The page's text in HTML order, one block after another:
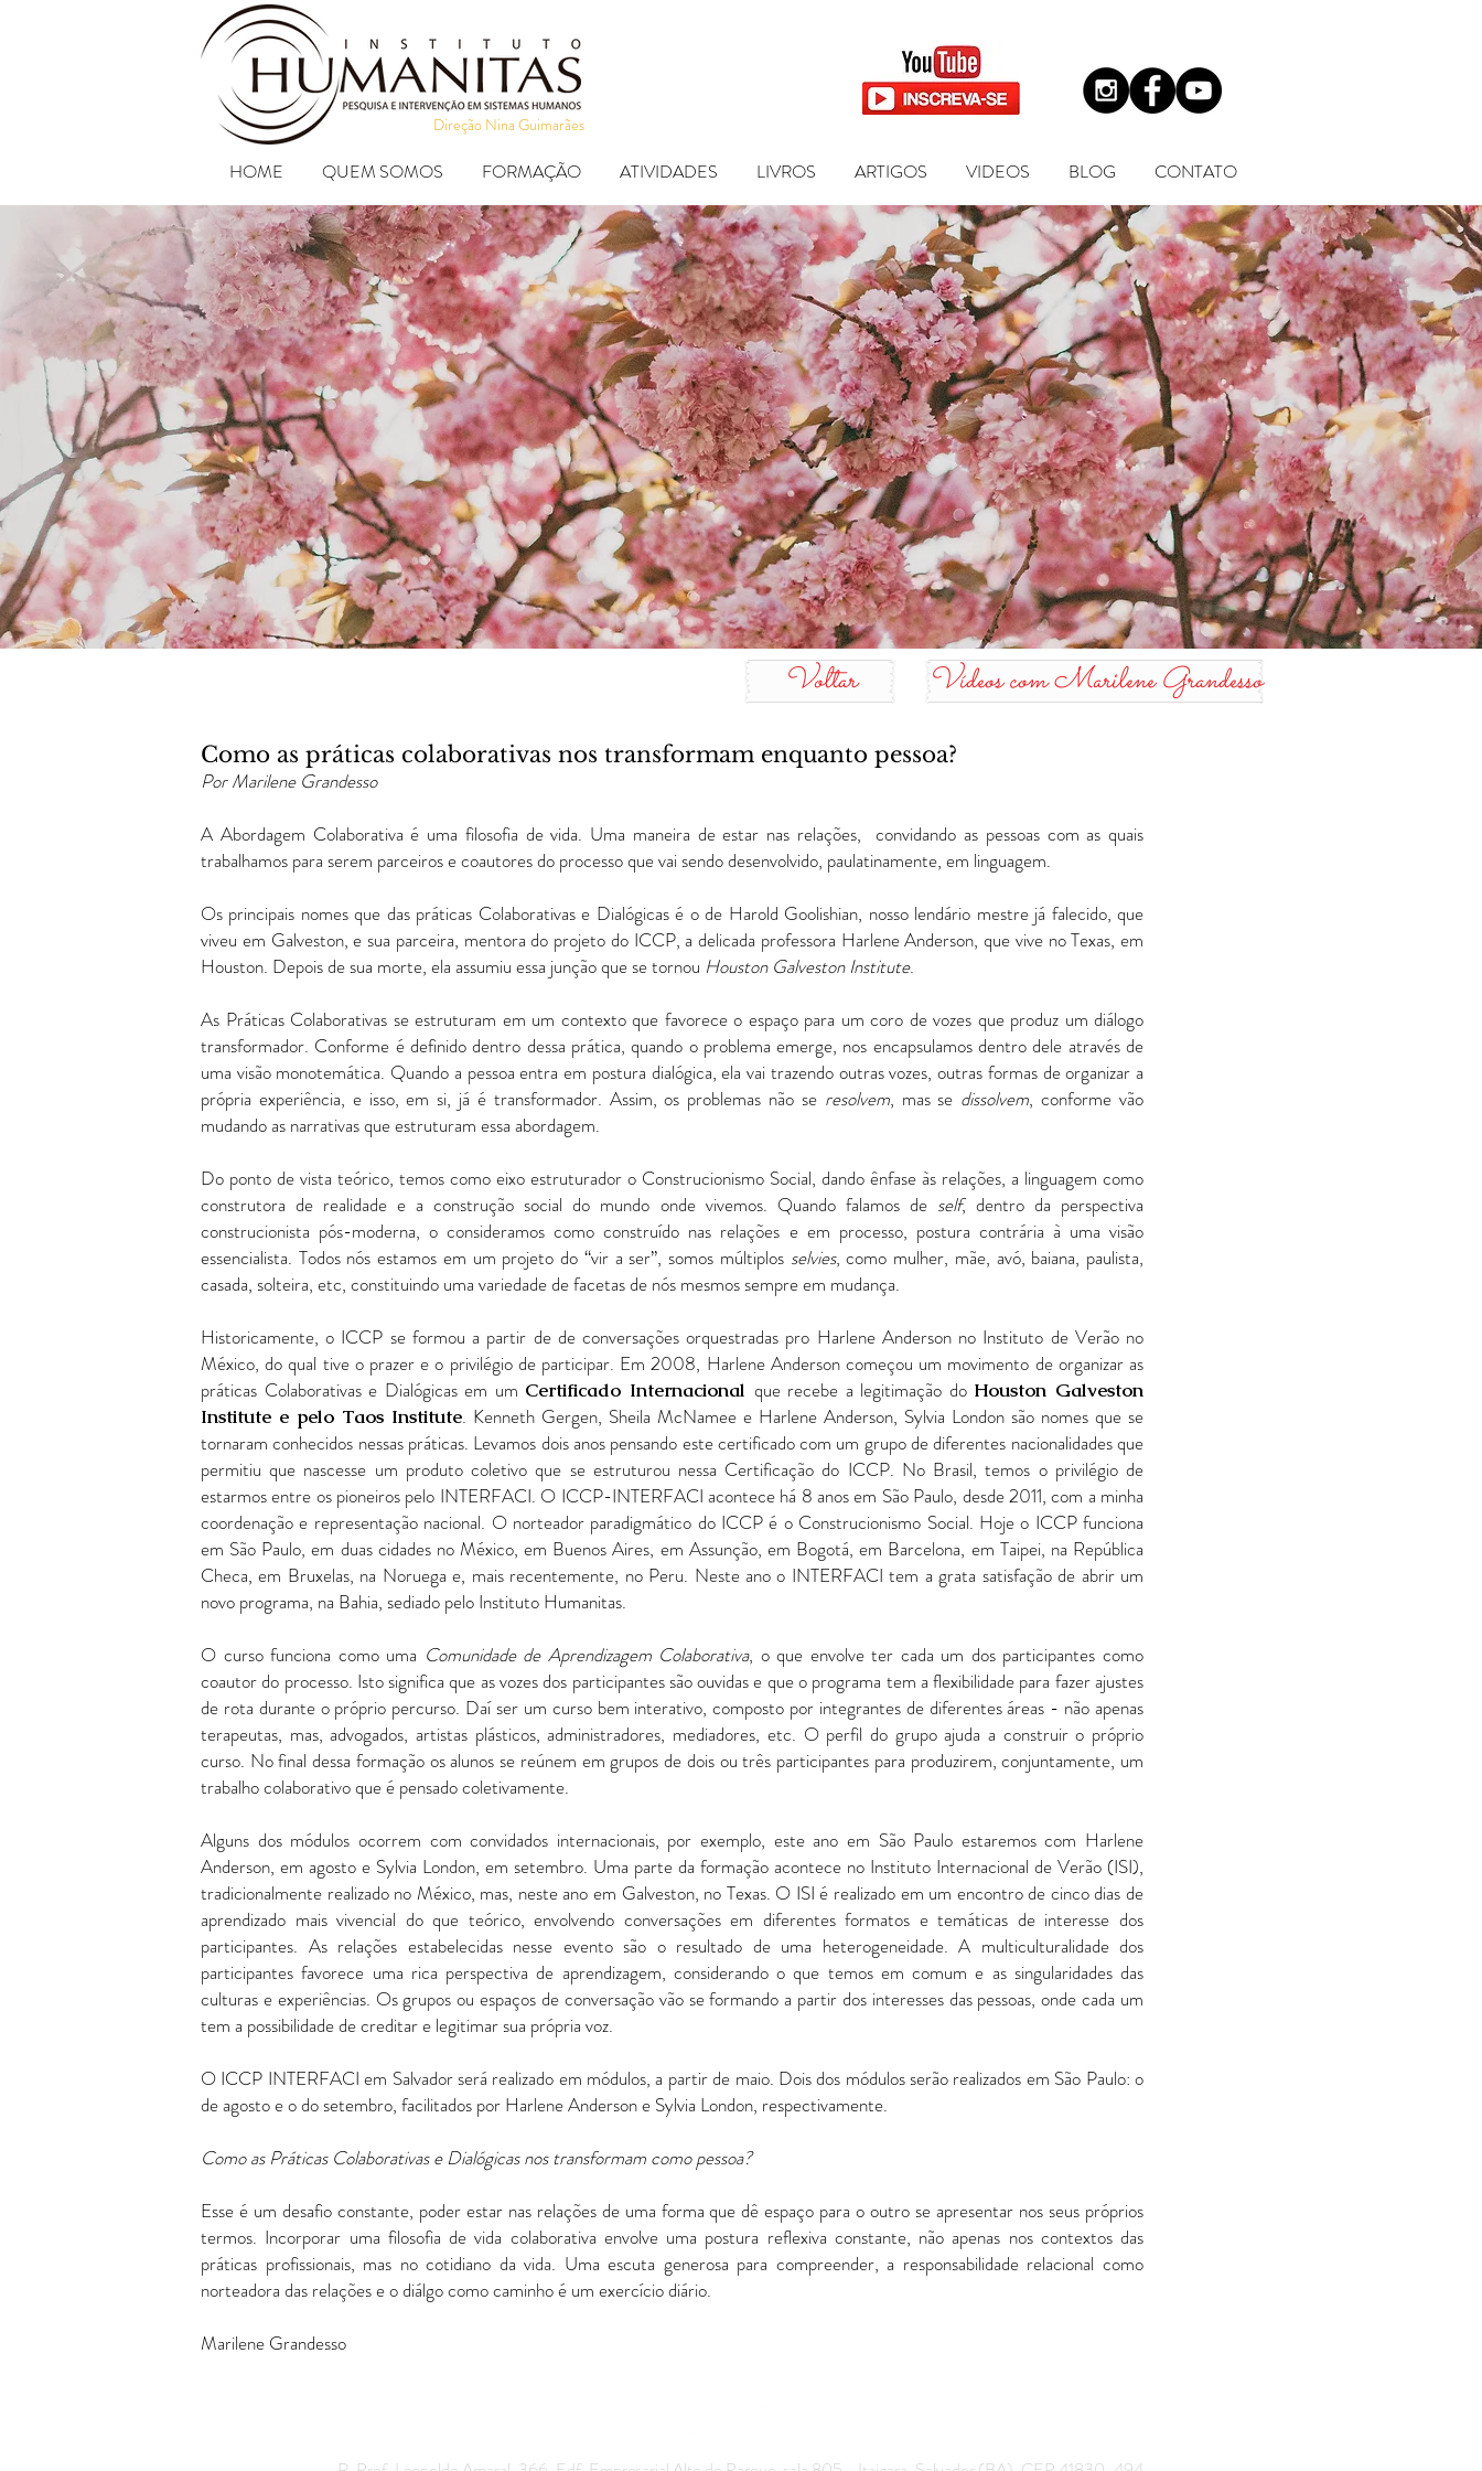
Direção Nina Guimarães
HOME QUEM SOMOS FORMAÇÃO ATIVIDADES LIVROS ARTIGOS VIDEOS BLOG CONTATO
Voltar Vídeos com Marilene Grandesso
Como as práticas colaborativas nos transformam enquanto pessoa?
Por Marilene Grandesso
A Abordagem Colaborativa é uma filosofia de vida. Uma maneira de estar nas relações, convidando as pessoas com as quais
trabalhamos para serem parceiros e coautores do processo que vai sendo desenvolvido, paulatinamente, em linguagem.
Os principais nomes que das práticas Colaborativas e Dialógicas é o de Harold Goolishian, nosso lendário mestre já falecido, que
viveu em Galveston, e sua parceira, mentora do projeto do ICCP, a delicada professora Harlene Anderson, que vive no Texas, em
Houston. Depois de sua morte, ela assumiu essa junção que se tornou Houston Galveston Institute.
As Práticas Colaborativas se estruturam em um contexto que favorece o espaço para um coro de vozes que produz um diálogo
transformador. Conforme é definido dentro dessa prática, quando o problema emerge, nos encapsulamos dentro dele através de
uma visão monotemática. Quando a pessoa entra em postura dialógica, ela vai trazendo outras vozes, outras formas de organizar a
própria experiência, e isso, em si, já é transformador. Assim, os problemas não se resolvem, mas se dissolvem, conforme vão
mudando as narrativas que estruturam essa abordagem.
Do ponto de vista teórico, temos como eixo estruturador o Construcionismo Social, dando ênfase às relações, a linguagem como
construtora de realidade e a construção social do mundo onde vivemos. Quando falamos de self, dentro da perspectiva
construcionista pós-moderna, o consideramos como construído nas relações e em processo, postura contrária à uma visão
essencialista. Todos nós estamos em um projeto do “vir a ser”, somos múltiplos selvies, como mulher, mãe, avó, baiana, paulista,
casada, solteira, etc, constituindo uma variedade de facetas de nós mesmos sempre em mudança.
Historicamente, o ICCP se formou a partir de de conversações orquestradas pro Harlene Anderson no Instituto de Verão no
México, do qual tive o prazer e o privilégio de participar. Em 2008, Harlene Anderson começou um movimento de organizar as
práticas Colaborativas e Dialógicas em um Certificado Internacional que recebe a legitimação do Houston Galveston
Institute e pelo Taos Institute. Kenneth Gergen, Sheila McNamee e Harlene Anderson, Sylvia London são nomes que se
tornaram conhecidos nessas práticas. Levamos dois anos pensando este certificado com um grupo de diferentes nacionalidades que
permitiu que nascesse um produto coletivo que se estruturou nessa Certificação do ICCP. No Brasil, temos o privilégio de
estarmos entre os pioneiros pelo INTERFACI. O ICCP-INTERFACI acontece há 8 anos em São Paulo, desde 2011, com a minha
coordenação e representação nacional. O norteador paradigmático do ICCP é o Construcionismo Social. Hoje o ICCP funciona
em São Paulo, em duas cidades no México, em Buenos Aires, em Assunção, em Bogotá, em Barcelona, em Taipei, na República
Checa, em Bruxelas, na Noruega e, mais recentemente, no Peru. Neste ano o INTERFACI tem a grata satisfação de abrir um
novo programa, na Bahia, sediado pelo Instituto Humanitas.
O curso funciona como uma Comunidade de Aprendizagem Colaborativa, o que envolve ter cada um dos participantes como
coautor do processo. Isto significa que as vozes dos participantes são ouvidas e que o programa tem a flexibilidade para fazer ajustes
de rota durante o próprio percurso. Daí ser um curso bem interativo, composto por integrantes de diferentes áreas - não apenas
terapeutas, mas, advogados, artistas plásticos, administradores, mediadores, etc. O perfil do grupo ajuda a construir o próprio
curso. No final dessa formação os alunos se reúnem em grupos de dois ou três participantes para produzirem, conjuntamente, um
trabalho colaborativo que é pensado coletivamente.
Alguns dos módulos ocorrem com convidados internacionais, por exemplo, este ano em São Paulo estaremos com Harlene
Anderson, em agosto e Sylvia London, em setembro. Uma parte da formação acontece no Instituto Internacional de Verão (ISI),
tradicionalmente realizado no México, mas, neste ano em Galveston, no Texas. O ISI é realizado em um encontro de cinco dias de
aprendizado mais vivencial do que teórico, envolvendo conversações em diferentes formatos e temáticas de interesse dos
participantes. As relações estabelecidas nesse evento são o resultado de uma heterogeneidade. A multiculturalidade dos
participantes favorece uma rica perspectiva de aprendizagem, considerando o que temos em comum e as singularidades das
culturas e experiências. Os grupos ou espaços de conversação vão se formando a partir dos interesses das pessoas, onde cada um
tem a possibilidade de creditar e legitimar sua própria voz.
O ICCP INTERFACI em Salvador será realizado em módulos, a partir de maio. Dois dos módulos serão realizados em São Paulo: o
de agosto e o do setembro, facilitados por Harlene Anderson e Sylvia London, respectivamente.
Como as Práticas Colaborativas e Dialógicas nos transformam como pessoa?
Esse é um desafio constante, poder estar nas relações de uma forma que dê espaço para o outro se apresentar nos seus próprios
termos. Incorporar uma filosofia de vida colaborativa envolve uma postura reflexiva constante, não apenas nos contextos das
práticas profissionais, mas no cotidiano da vida. Uma escuta generosa para compreender, a responsabilidade relacional como
norteadora das relações e o diálgo como caminho é um exercício diário.
Marilene Grandesso